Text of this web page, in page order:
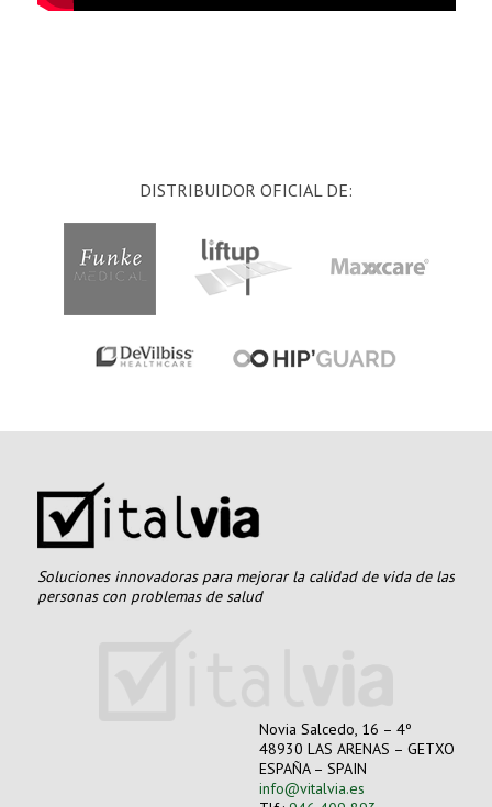
DISTRIBUIDOR OFICIAL DE:
Soluciones innovadoras para mejorar la calidad de vida de las
personas con problemas de salud
Novia Salcedo, 16 – 4º
48930 LAS ARENAS – GETXO
ESPAÑA – SPAIN
info@vitalvia.es